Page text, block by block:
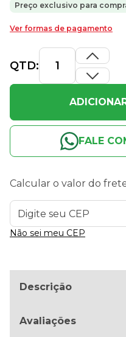
Preço exclusivo para
Ver formas de pagamento
QTD:
FALE
Calcular o valor do
Não sei meu CEP
Descrição
Avaliações